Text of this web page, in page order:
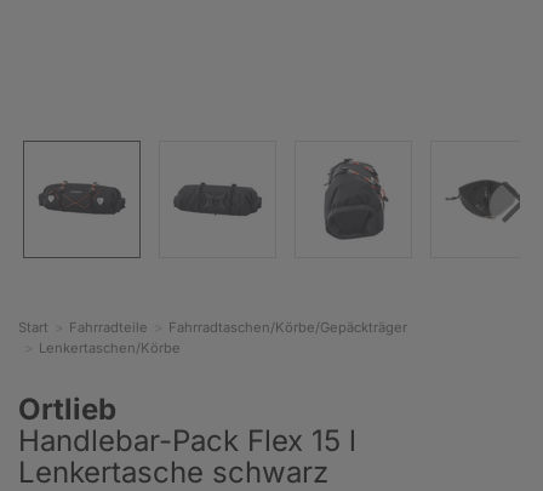
Start Fahrradteile
Fahrradtaschen/Körbe/Gepäckträger
Lenkertaschen/Körbe
Ortlieb
Handlebar-Pack Flex 15 l
Lenkertasche schwarz